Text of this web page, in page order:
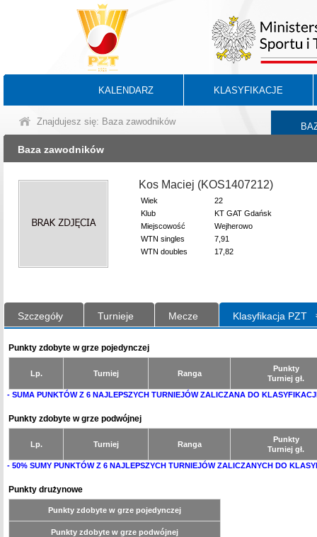
KALENDARZ KLASYFIKACJE
Znajdujesz się: Baza zawodników
Baza zawodników
Kos Maciej (KOS1407212)
Wiek
22
Klub
KT GAT Gdańsk
Miejscowość
Wejherowo
WTN singles
7,91
WTN doubles
17,82
Szczegóły Turnieje Mecze Klasyfikacja PZT
Punkty zdobyte w grze pojedynczej
Lp. Turniej Ranga
Punkty
Turniej gł.
- SUMA PUNKTÓW Z 6 NAJLEPSZYCH TURNIEJÓW ZALICZANA DO
Punkty zdobyte w grze podwójnej
Lp. Turniej Ranga
Punkty
Turniej gł.
- 50% SUMY PUNKTÓW Z 6 NAJLEPSZYCH TURNIEJÓW ZALICZANYCH DO
Punkty drużynowe
Punkty zdobyte w grze pojedynczej
Punkty zdobyte w grze podwójnej